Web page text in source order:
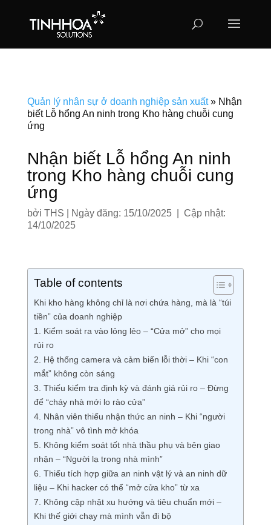
Quản lý nhân sự ở doanh nghiệp sản xuất» Nhận
biết Lỗ hổng An ninh trong Kho hàng chuỗi cung
ứng
Nhận biết Lỗ hổng An ninh
trong Kho hàng chuỗi cung
ứng
bởi THS
Ngày đăng: 15/10/2025 | Cập nhật:
14/10/2025
Table of contents
Khi kho hàng không chỉ là nơi chứa hàng, mà là “túi
tiền” của doanh nghiệp
1. Kiểm soát ra vào lỏng lẻo – “Cửa mở” cho mọi
rủi ro
2. Hệ thống camera và cảm biến lỗi thời – Khi “con
mắt” không còn sáng
3. Thiếu kiểm tra định kỳ và đánh giá rủi ro – Đừng
để “cháy nhà mới lo rào cửa”
4. Nhân viên thiếu nhận thức an ninh – Khi “người
trong nhà” vô tình mở khóa
5. Không kiểm soát tốt nhà thầu phụ và bên giao
nhận – “Người lạ trong nhà mình”
6. Thiếu tích hợp giữa an ninh vật lý và an ninh dữ
liệu – Khi hacker có thể “mở cửa kho” từ xa
7. Không cập nhật xu hướng và tiêu chuẩn mới –
Khi thế giới chạy mà mình vẫn đi bộ